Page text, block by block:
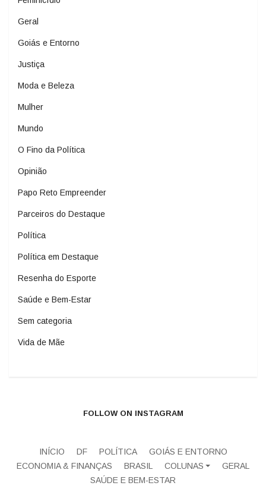
Geral
Goiás e Entorno
Justiça
Moda e Beleza
Mulher
Mundo
O Fino da Política
Opinião
Papo Reto Empreender
Parceiros do Destaque
Política
Política em Destaque
Resenha do Esporte
Saúde e Bem-Estar
Sem categoria
Vida de Mãe
FOLLOW ON INSTAGRAM
INÍCIO DF POLÍTICA
GOIÁS E ENTORNO
ECONOMIA & FINANÇAS
BRASIL COLUNAS
GERAL
SAÚDE E BEM-ESTAR